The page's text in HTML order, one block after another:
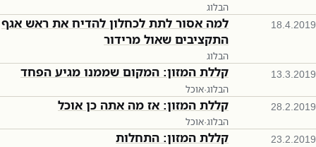
הבלוג
18.4.2019
למה אסור לתת לכחלון להדיח את ראש אגף
התקציבים שאול מרידור
הבלוג
13.3.2019 קללת המזון: המקום שממנו מגיע הפחד
הבלוג·אוכל
28.2.2019 קללת המזון: אז מה אתה כן אוכל
הבלוג·אוכל
23.2.2019 קללת המזון: התחלות